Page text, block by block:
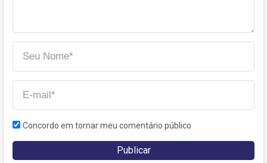
Concordo em tornar meu comentário público